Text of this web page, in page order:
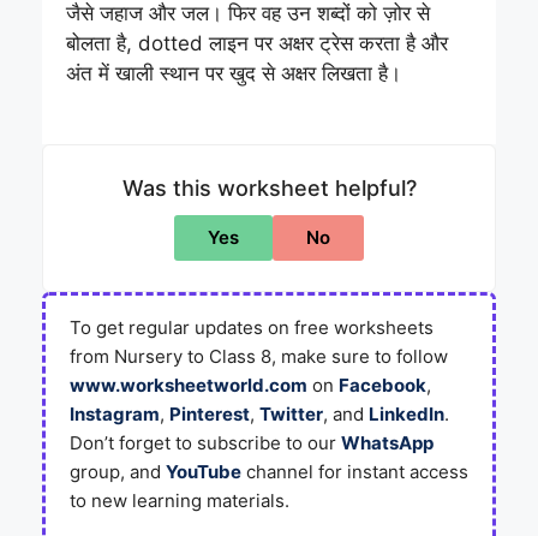
जैसे जहाज और जल। फिर वह उन शब्दों को ज़ोर से
बोलता है, dotted लाइन पर अक्षर ट्रेस करता है और
अंत में खाली स्थान पर खुद से अक्षर लिखता है।
Was this worksheet helpful?
Yes No
To get regular updates on free worksheets
from Nursery to Class 8, make sure to follow
www.worksheetworld.com on Facebook,
Instagram, Pinterest, Twitter, and LinkedIn.
Don’t forget to subscribe to our WhatsApp
group, and YouTube channel for instant access
to new learning materials.